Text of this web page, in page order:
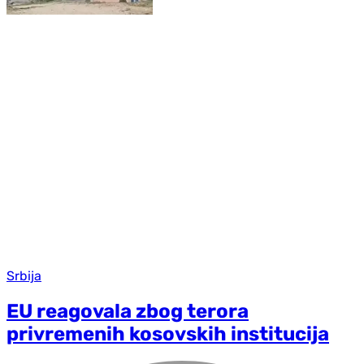
Srbija
EU reagovala zbog terora
privremenih kosovskih institucija